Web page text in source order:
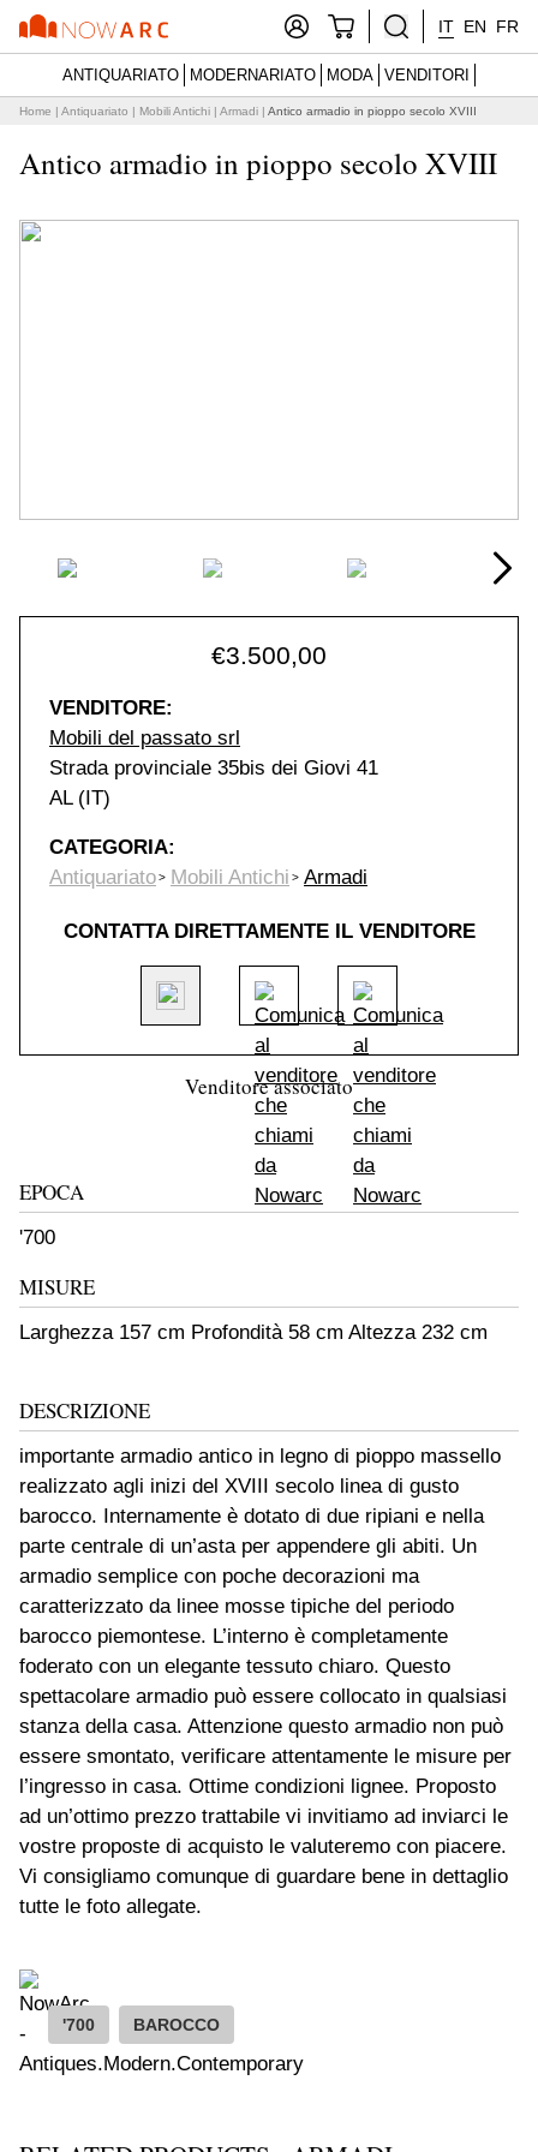
IT EN FR
ANTIQUARIATO MODERNARIATO MODA VENDITORI
Home | Antiquariato | Mobili Antichi | Armadi | Antico armadio in pioppo secolo XVIII
Antico armadio in pioppo secolo XVIII
€3.500,00
VENDITORE:
Mobili del passato srl
Strada provinciale 35bis dei Giovi 41
AL (IT)
CATEGORIA:
Antiquariato
Mobili Antichi Armadi
CONTATTA DIRETTAMENTE IL VENDITORE
Venditore associato
EPOCA
'700
MISURE
Larghezza 157 cm Profondità 58 cm Altezza 232 cm
DESCRIZIONE
importante armadio antico in legno di pioppo massello
realizzato agli inizi del XVIII secolo linea di gusto
barocco. Internamente è dotato di due ripiani e nella
parte centrale di un’asta per appendere gli abiti. Un
armadio semplice con poche decorazioni ma
caratterizzato da linee mosse tipiche del periodo
barocco piemontese. L’interno è completamente
foderato con un elegante tessuto chiaro. Questo
spettacolare armadio può essere collocato in qualsiasi
stanza della casa. Attenzione questo armadio non può
essere smontato, verificare attentamente le misure per
l’ingresso in casa. Ottime condizioni lignee. Proposto
ad un’ottimo prezzo trattabile vi invitiamo ad inviarci le
vostre proposte di acquisto le valuteremo con piacere.
Vi consigliamo comunque di guardare bene in dettaglio
tutte le foto allegate.
'700 BAROCCO